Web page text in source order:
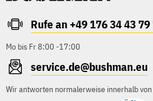
Rufe an +49 176 34 43 79
Mo bis Fr 8:00 -17:00
service.de@bushman.eu
Wir antworten normalerweise innerhalb